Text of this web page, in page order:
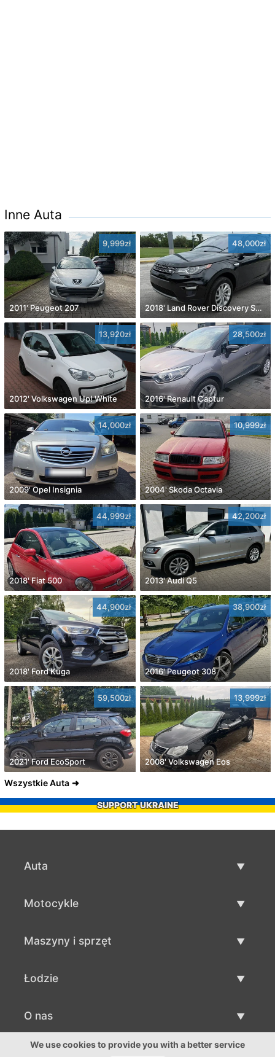
Inne Auta
9,999zł
2011' Peugeot 207
48,000zł
2018' Land Rover Discovery Sport
13,920zł
2012' Volkswagen Up! White
28,500zł
2016' Renault Captur
14,000zł
2009' Opel Insignia
10,999zł
2004' Skoda Octavia
44,999zł
2018' Fiat 500
42,200zł
2013' Audi Q5
44,900zł
2018' Ford Kuga
38,900zł
2016' Peugeot 308
59,500zł
2021' Ford EcoSport
13,999zł
2008' Volkswagen Eos
Wszystkie Auta
SUPPORT UKRAINE
Auta
Motocykle
Maszyny i sprzęt
Łodzie
Sprzedaż łodzi
O nas
O nas
We use cookies to provide you with a better service